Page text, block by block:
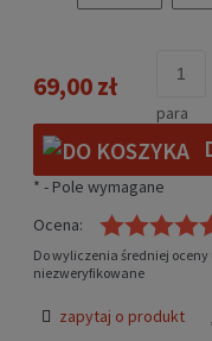
69,00 zł
para
* - Pole wymagane
Ocena:
Do wyliczenia średniej
niezweryfikowane
zapytaj o produkt